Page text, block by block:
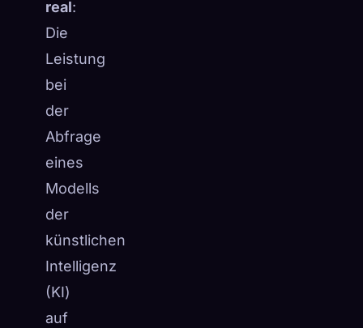
real:
Die
Leistung
bei
der
Abfrage
eines
Modells
der
künstlichen
Intelligenz
(KI)
auf